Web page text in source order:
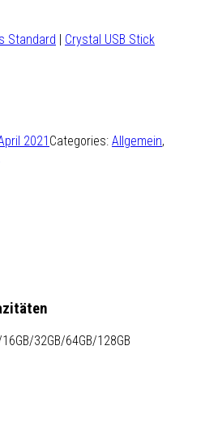
Standard | Crystal USB Stick
2021 Categories: Allgemein,
32GB/64GB/128GB